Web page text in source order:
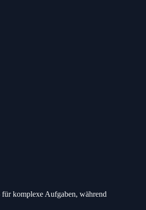
komplexe Aufgaben, während